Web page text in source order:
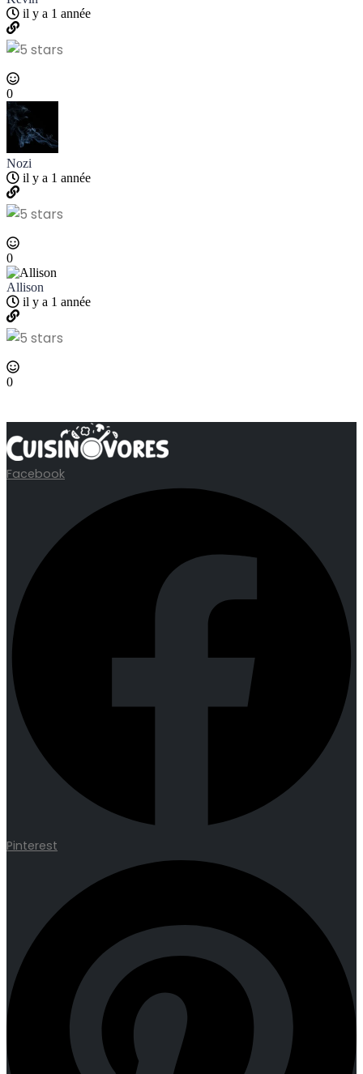
il y a 1 année
0
Nozi
il y a 1 année
0
Allison
il y a 1 année
0
Facebook
Pinterest